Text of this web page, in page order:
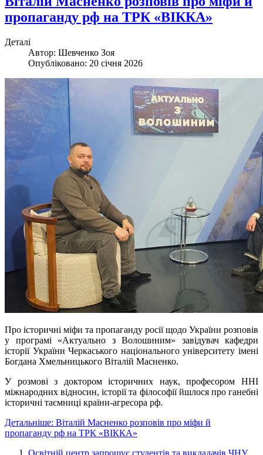
пропаганду рф на ТРК «ВІККА»
Деталі
Автор: Шевченко Зоя
Опубліковано: 20 січня 2026
Про історичні міфи та пропаганду росіїщодо України розповів
у програмі «Актуально з Волошиним» завідувач кафедри
історії України Черкаського національного університету імені
Богдана Хмельницького Віталій Масненко.
У розмові з доктором історичних наук, професором ННІ
міжнародних відносин, історії та філософії йшлося про ганебні
історичні таємниці країни-агресора рф.
Детальніше: Віталій Масненко розповів про міфи й
пропаганду рф на ТРК «ВІККА»
Освітній центр запрошує студентів та викладачів ЧНУ